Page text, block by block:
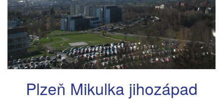
Plzeň Mikulka jihozápad